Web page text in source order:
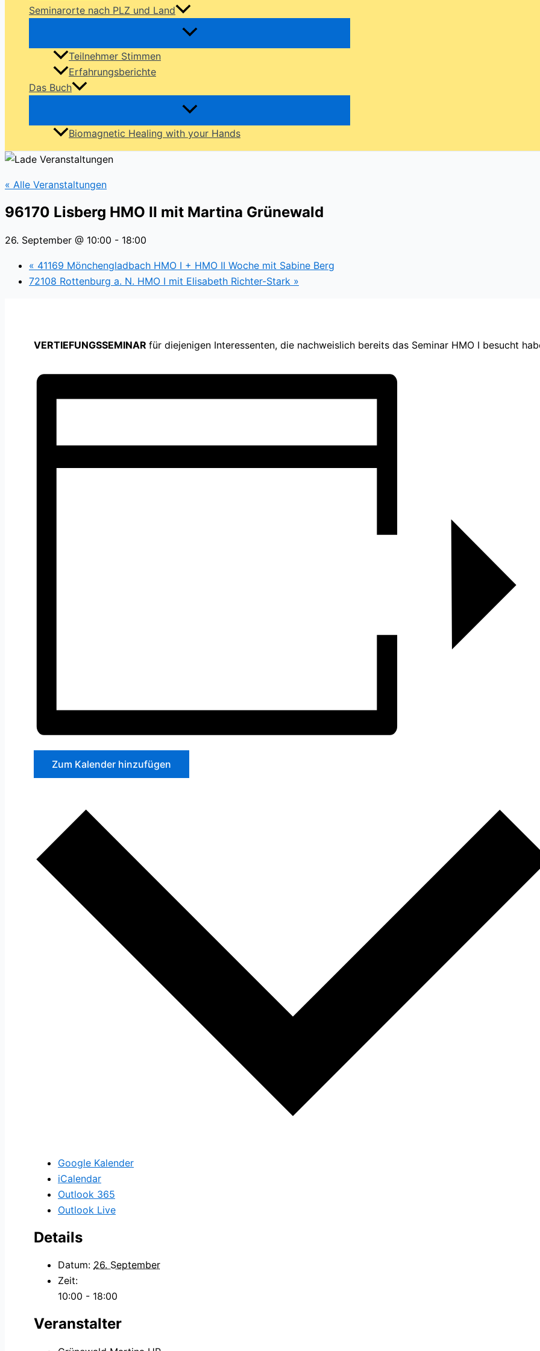
Seminarorte nach PLZ und Land
Teilnehmer Stimmen
Erfahrungsberichte
Das Buch
Biomagnetic Healing with your Hands
« Alle Veranstaltungen
96170 Lisberg HMO II mit Martina Grünewald
26. September @ 10:00 - 18:00
« 41169 Mönchengladbach HMO I + HMO II Woche mit Sabine Berg
72108 Rottenburg a. N. HMO I mit Elisabeth Richter-Stark »
VERTIEFUNGSSEMINAR für diejenigen Interessenten, die nachweislich bereits das Seminar HMO I besucht
Zum Kalender hinzufügen
Google Kalender
iCalendar
Outlook 365
Outlook Live
Details
Datum: 26. September
Zeit:
10:00 - 18:00
Veranstalter